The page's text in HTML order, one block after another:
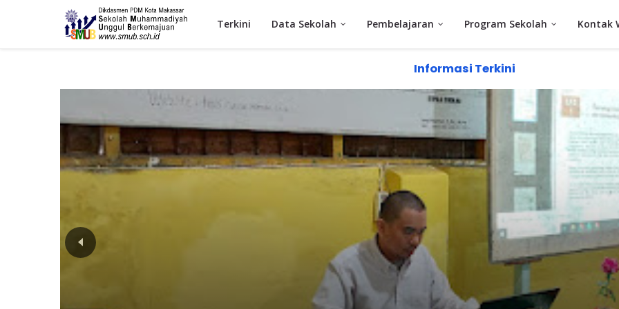
Terkini Data Sekolah Pembelajaran Program Sekolah Kontak
Informasi Terkini